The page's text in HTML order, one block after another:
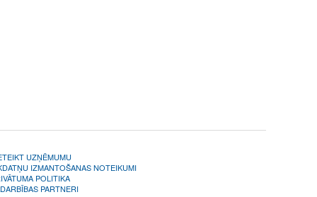
UZŅĒMUMU
IZMANTOŠANAS NOTEIKUMI
POLITIKA
PARTNERI